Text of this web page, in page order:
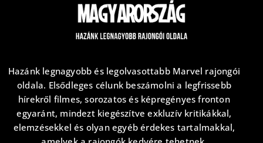
Hazánk legnagyobb és legolvasottabb Marvel rajongói
oldala. Elsődleges célunk beszámolni a legfrissebb
hírekről filmes, sorozatos és képregényes fronton
egyaránt, mindezt kiegészítve exkluzív kritikákkal,
elemzésekkel és olyan egyéb érdekes tartalmakkal,